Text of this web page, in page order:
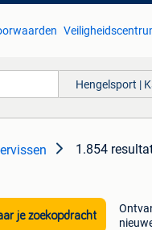
Hengelsport |
1.854
je zoekopdracht